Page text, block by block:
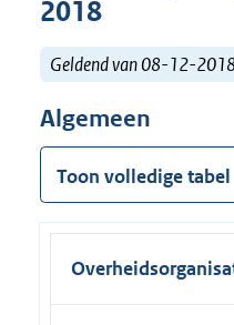
2018
Geldend van 08-12-
Algemeen
Toon volledige tabel